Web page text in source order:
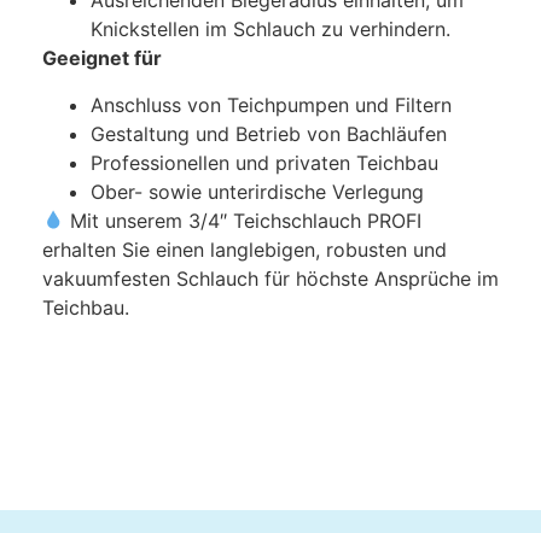
Knickstellen im Schlauch zu verhindern.
Geeignet für
Anschluss von Teichpumpen und Filtern
Gestaltung und Betrieb von Bachläufen
Professionellen und privaten Teichbau
Ober- sowie unterirdische Verlegung
Mit unserem 3/4″ Teichschlauch PROFI
erhalten Sie einen langlebigen, robusten und
vakuumfesten Schlauch für höchste Ansprüche im
Teichbau.